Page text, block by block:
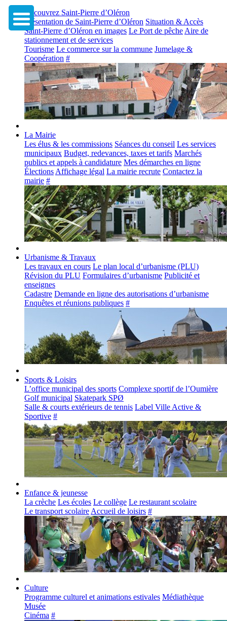
Découvrez Saint-Pierre d’Oléron
Présentation de Saint-Pierre d’Oléron Situation & Accès
Saint-Pierre d’Oléron en images Le Port de pêche Aire de
stationnement et de services
Tourisme Le commerce sur la commune Jumelage &
Coopération #
La Mairie
Les élus & les commissions Séances du conseil Les services
municipaux Budget, redevances, taxes et tarifs Marchés
publics et appels à candidature Mes démarches en ligne
Élections Affichage légal La mairie recrute Contactez la
mairie #
Urbanisme & Travaux
Les travaux en cours Le plan local d’urbanisme (PLU)
Révision du PLU Formulaires d’urbanisme Publicité et
enseignes
Cadastre Demande en ligne des autorisations d’urbanisme
Enquêtes et réunions publiques #
Sports & Loisirs
L’office municipal des sports Complexe sportif de l’Oumière
Golf municipal Skatepark SPØ
Salle & courts extérieurs de tennis Label Ville Active &
Sportive #
Enfance & jeunesse
La crèche Les écoles Le collège Le restaurant scolaire
Le transport scolaire Accueil de loisirs #
Culture
Programme culturel et animations estivales Médiathèque
Musée
Cinéma #